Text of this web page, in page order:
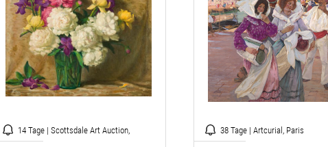
14 Tage | Scottsdale Art Auction,
Arizona
38 Tage | Artcurial, Paris